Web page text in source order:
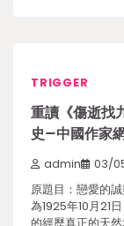
TRIGGER
重讀《傷逝找
史–中國作家
admin 03/
原題目：戀愛的
為1925年10月21